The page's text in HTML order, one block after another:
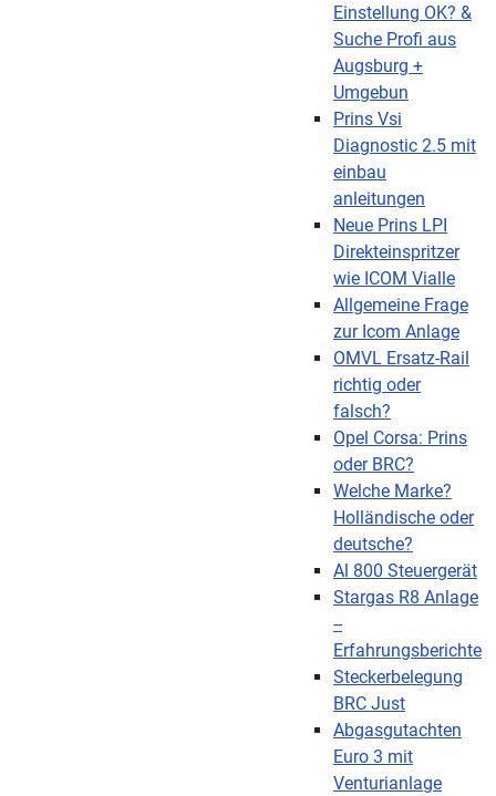
Einstellung OK? &
Suche Profi aus
Augsburg +
Umgebun
Prins Vsi
Diagnostic 2.5 mit
einbau
anleitungen
Neue Prins LPI
Direkteinspritzer
wie ICOM Vialle
Allgemeine Frage
zur Icom Anlage
OMVL Ersatz-Rail
richtig oder
falsch?
Opel Corsa: Prins
oder BRC?
Welche Marke?
Holländische oder
deutsche?
Al 800 Steuergerät
Stargas R8 Anlage
--
Erfahrungsberichte
Steckerbelegung
BRC Just
Abgasgutachten
Euro 3 mit
Venturianlage